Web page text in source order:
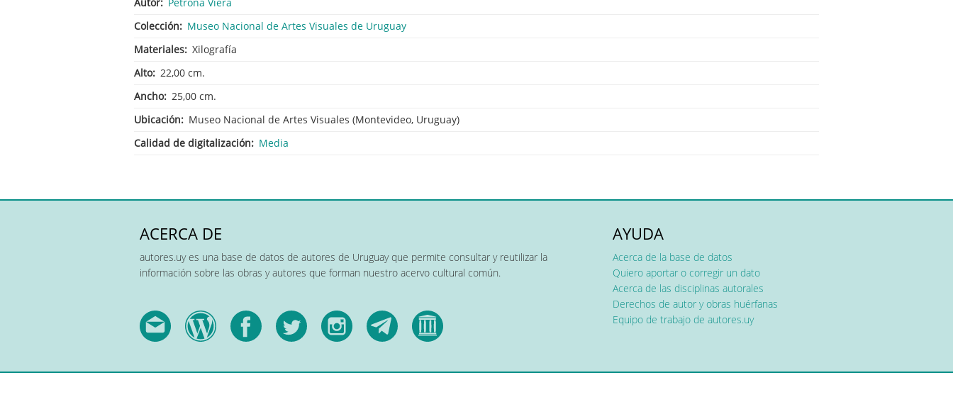
Colección
Museo Nacional de Artes Visuales de Uruguay
Materiales Xilografía
Alto 22,00 cm.
Ancho 25,00 cm.
Ubicación
Museo Nacional de Artes Visuales (Montevideo, Uruguay)
Calidad de digitalización
Media
ACERCA DE
autores.uy es una base de datos de autores de Uruguay que permite consultar y reutilizar la
información sobre las obras y autores que forman nuestro acervo cultural común.
AYUDA
Acerca de la base de datos
Quiero aportar o corregir un dato
Acerca de las disciplinas autorales
Derechos de autor y obras huérfanas
Equipo de trabajo de autores.uy